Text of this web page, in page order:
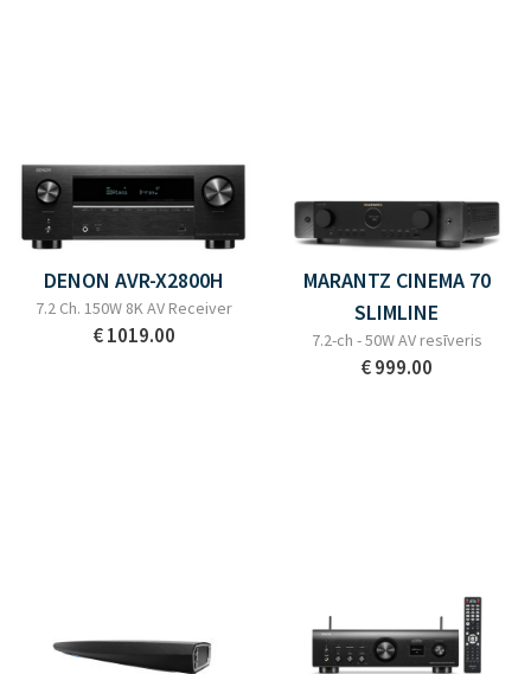
DENON AVR-X2800H
7.2 Ch. 150W 8K AV Receiver
€ 1019.00
MARANTZ CINEMA 70
SLIMLINE
7.2-ch - 50W AV resīveris
€ 999.00